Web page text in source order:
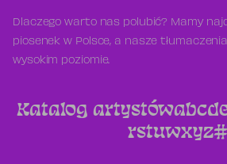
Dlaczego warto nas polubić? Mamy
piosenek w Polsce, a nasze
wysokim poziomie.
Katalog artystówabcd
rstuwxyz#